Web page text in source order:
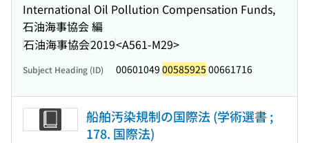
International Oil Pollution Compensation Funds,
石油海事協会 編
石油海事協会2019<A561-M29>
Subject Heading (ID) 00601049 00585925 00661716
船舶汚染規制の国際法 (学術選書 ;
178. 国際法)